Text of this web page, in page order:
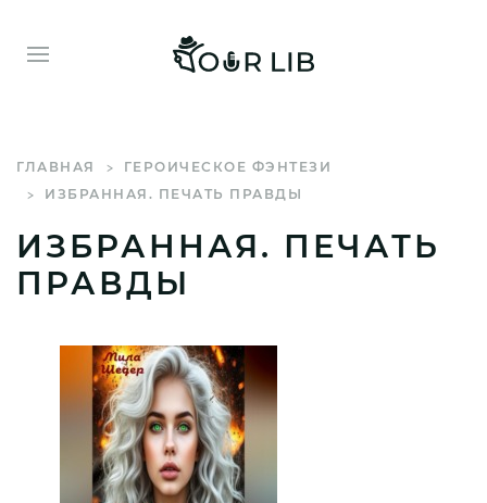
ГЛАВНАЯ
ГЕРОИЧЕСКОЕ ФЭНТЕЗИ
ИЗБРАННАЯ. ПЕЧАТЬ ПРАВДЫ
ИЗБРАННАЯ. ПЕЧАТЬ
ПРАВДЫ